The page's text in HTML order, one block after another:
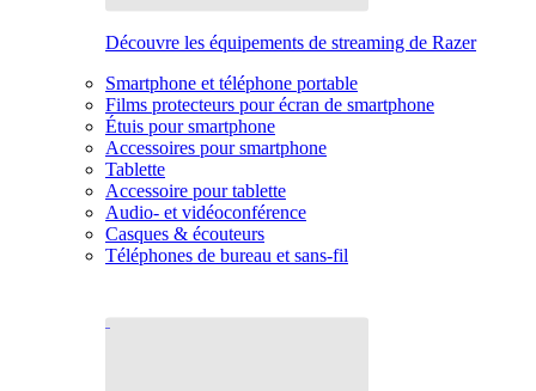
Découvre les équipements de streaming de Razer
Smartphone et téléphone portable
Films protecteurs pour écran de smartphone
Étuis pour smartphone
Accessoires pour smartphone
Tablette
Accessoire pour tablette
Audio- et vidéoconférence
Casques & écouteurs
Téléphones de bureau et sans-fil